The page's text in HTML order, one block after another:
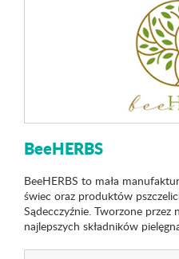
BeeHERBS
BeeHERBS to mała
świec oraz produktów
Sądecczyźnie. Tworzone przez
najlepszych składników